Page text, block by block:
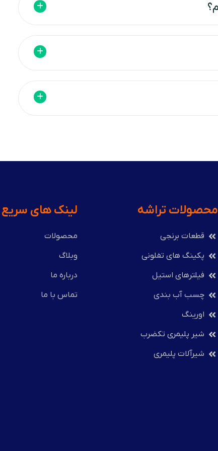
محصولات تراشه
قطعات برنجی
پکینگ های تفلونی
فیلترهای استیل
چسب آب بندی
اورینگ
شیر پلیمری تکضرب
شیرآلات پلیمری
لینک های سریع
محصولات
وبلاگ
درباره ما
تماس با ما